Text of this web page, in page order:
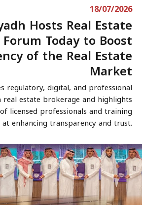
18/07/2026
Hosts Real Estate
Today to Boost
of the Real Estate
Market
regulatory, digital, and professional
estate brokerage and highlights
licensed professionals and training
enhancing transparency and trust.